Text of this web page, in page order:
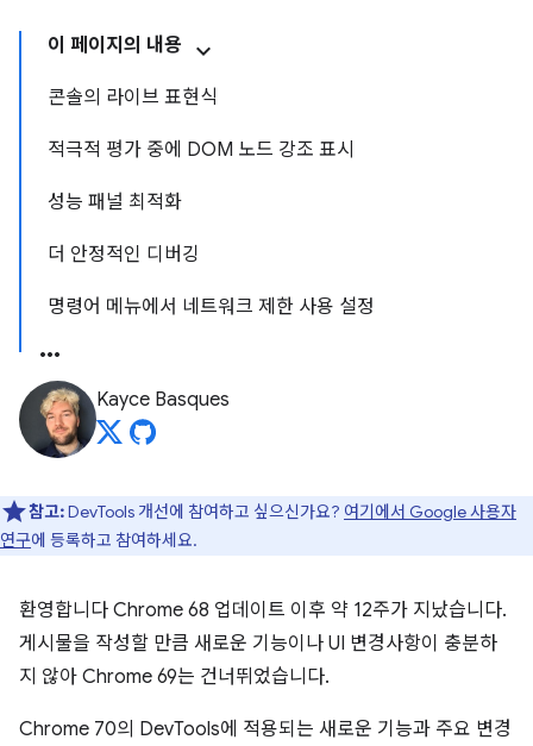
이 페이지의 내용
콘솔의 라이브 표현식
적극적 평가 중에 DOM 노드 강조 표시
성능 패널 최적화
더 안정적인 디버깅
명령어 메뉴에서 네트워크 제한 사용 설정
Kayce Basques
참고:DevTools 개선에 참여하고 싶으신가요? 여기에서 Google 사용자
연구에 등록하고 참여하세요.
환영합니다 Chrome 68 업데이트 이후 약 12주가 지났습니다.
게시물을 작성할 만큼 새로운 기능이나 UI 변경사항이 충분하
지 않아 Chrome 69는 건너뛰었습니다.
Chrome 70의 DevTools에 적용되는 새로운 기능과 주요 변경